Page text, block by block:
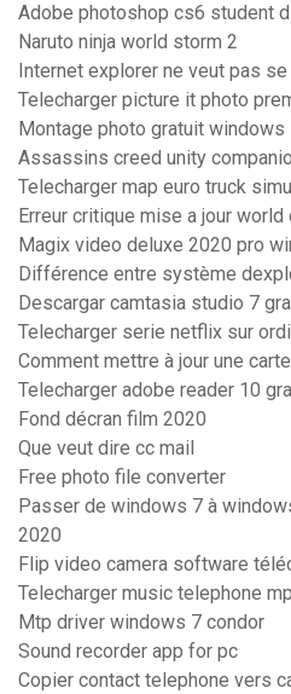
Adobe photoshop cs6 student
Naruto ninja world storm 2
Internet explorer ne veut pas
Telecharger picture it photo
Montage photo gratuit windows
Assassins creed unity
Telecharger map euro truck
Erreur critique mise a jour world
Magix video deluxe 2020 pro
Différence entre système
Descargar camtasia studio 7
Telecharger serie netflix sur ordi
Comment mettre à jour une
Telecharger adobe reader 10
Fond décran film 2020
Que veut dire cc mail
Free photo file converter
Passer de windows 7 à
2020
Flip video camera software
Telecharger music telephone
Mtp driver windows 7 condor
Sound recorder app for pc
Copier contact telephone vers